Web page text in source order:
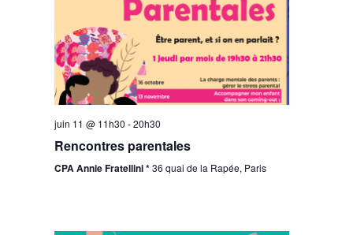
juin 11 @ 11h30 -20h30
Rencontres parentales
CPA Annie Fratellini *36 quai de la Rapée, Paris